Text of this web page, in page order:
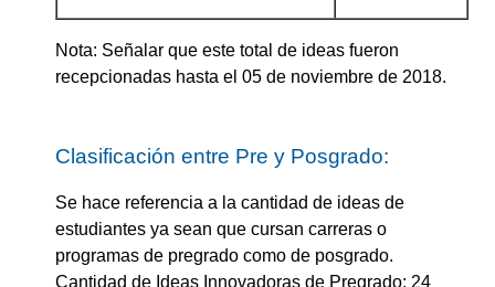
Nota: Señalar que este total de ideas fueron
recepcionadas hasta el 05 de noviembre de 2018.
Clasificación entre Pre y Posgrado:
Se hace referencia a la cantidad de ideas de
estudiantes ya sean que cursan carreras o
programas de pregrado como de posgrado.
Cantidad de Ideas Innovadoras de Pregrado: 24